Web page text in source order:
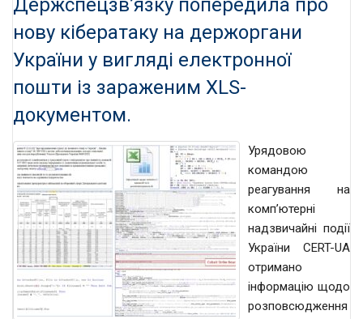
Держспецзв’язку попередила про
нову кібератаку на держоргани
України у вигляді електронної
пошти із зараженим XLS-
документом.
Урядовою
командою
реагування на
комп’ютерні
надзвичайні події
України CERT-UA
отримано
інформацію щодо
розповсюдження